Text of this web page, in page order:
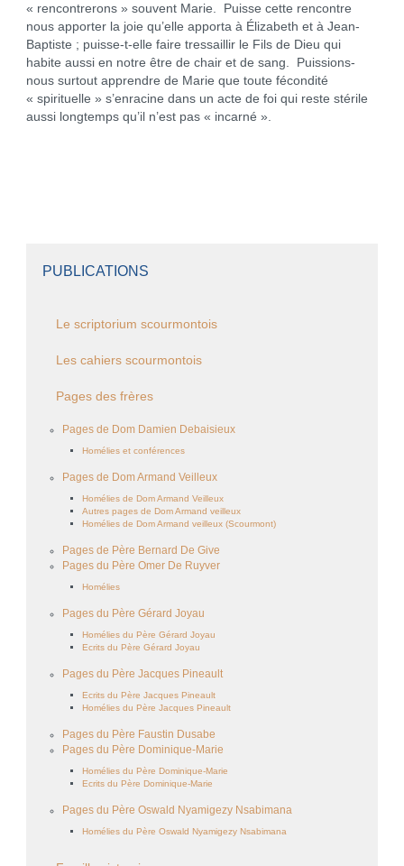
« rencontrerons » souvent Marie. Puisse cette rencontre
nous apporter la joie qu’elle apporta à Élizabeth et à Jean-
Baptiste ; puisse-t-elle faire tressaillir le Fils de Dieu qui
habite aussi en notre être de chair et de sang. Puissions-
nous surtout apprendre de Marie que toute fécondité
« spirituelle » s’enracine dans un acte de foi qui reste stérile
aussi longtemps qu’il n’est pas « incarné ».
PUBLICATIONS
Le scriptorium scourmontois
Les cahiers scourmontois
Pages des frères
Pages de Dom Damien Debaisieux
Homélies et conférences
Pages de Dom Armand Veilleux
Homélies de Dom Armand Veilleux
Autres pages de Dom Armand veilleux
Homélies de Dom Armand veilleux (Scourmont)
Pages de Père Bernard De Give
Pages du Père Omer De Ruyver
Homélies
Pages du Père Gérard Joyau
Homélies du Père Gérard Joyau
Ecrits du Père Gérard Joyau
Pages du Père Jacques Pineault
Ecrits du Père Jacques Pineault
Homélies du Père Jacques Pineault
Pages du Père Faustin Dusabe
Pages du Père Dominique-Marie
Homélies du Père Dominique-Marie
Ecrits du Père Dominique-Marie
Pages du Père Oswald Nyamigezy Nsabimana
Homélies du Père Oswald Nyamigezy Nsabimana